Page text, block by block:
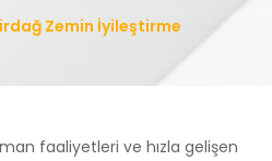
Zemin İyileştirme
faaliyetleri ve hızla gelişen